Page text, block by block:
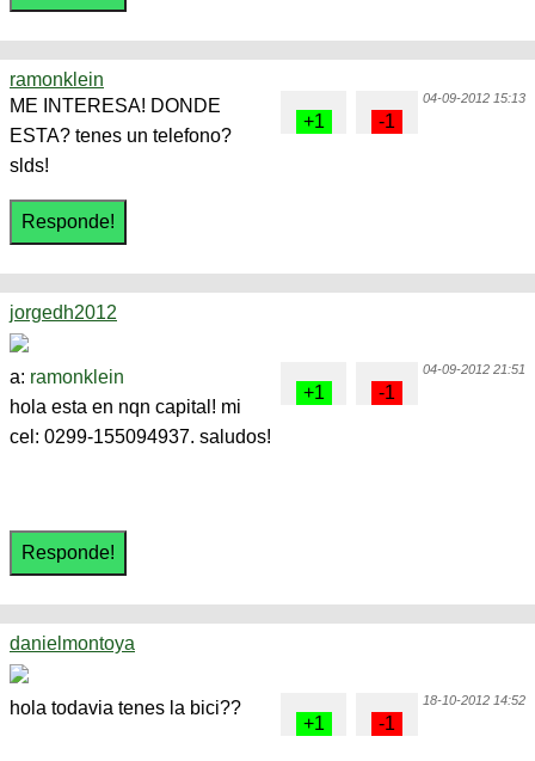
ramonklein
04-09-2012 15:13
ME INTERESA! DONDE
ESTA? tenes un telefono?
slds!
jorgedh2012
04-09-2012 21:51
a: ramonklein
hola esta en nqn capital! mi
cel: 0299-155094937. saludos!
danielmontoya
18-10-2012 14:52
hola todavia tenes la bici??